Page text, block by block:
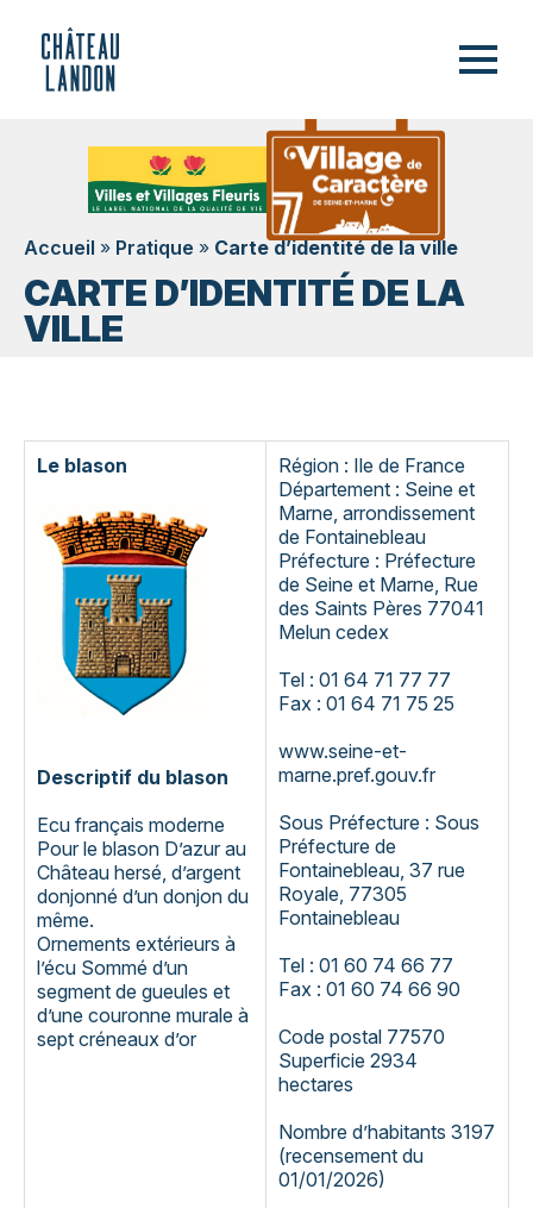
Accueil » Pratique » Carte d’identité de la ville
CARTE D’IDENTITÉ DE LA
VILLE
Le blason
Descriptif du blason
Ecu français moderne
Pour le blason D’azur au
Château hersé, d’argent
donjonné d’un donjon du
même.
Ornements extérieurs à
l’écu Sommé d’un
segment de gueules et
d’une couronne murale à
sept créneaux d’or
Région : Ile de France
Département : Seine et
Marne, arrondissement
de Fontainebleau
Préfecture : Préfecture
de Seine et Marne, Rue
des Saints Pères 77041
Melun cedex
Tel : 01 64 71 77 77
Fax : 01 64 71 75 25
www.seine-et-
marne.pref.gouv.fr
Sous Préfecture : Sous
Préfecture de
Fontainebleau, 37 rue
Royale, 77305
Fontainebleau
Tel : 01 60 74 66 77
Fax : 01 60 74 66 90
Code postal 77570
Superficie 2934
hectares
Nombre d’habitants 3197
(recensement du
01/01/2026)